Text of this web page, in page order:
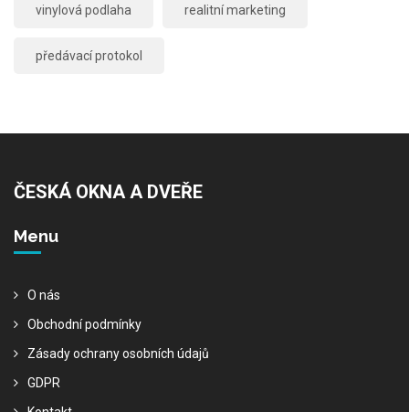
vinylová podlaha realitní marketing
předávací protokol
ČESKÁ OKNA A DVEŘE
Menu
O nás
Obchodní podmínky
Zásady ochrany osobních údajů
GDPR